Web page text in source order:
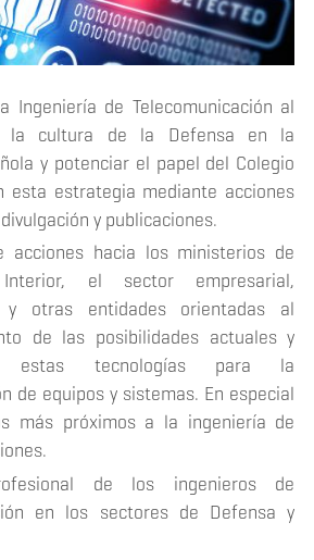
Ingeniería de Telecomunicación al
la cultura de la Defensa en la
y potenciar el papel del Colegio
esta estrategia mediante acciones
y publicaciones.
acciones hacia los ministerios de
el sector empresarial,
y otras entidades orientadas al
de las posibilidades actuales y
estas tecnologías para la
de equipos y sistemas. En especial
más próximos a la ingeniería de
de los ingenieros de
en los sectores de Defensa y